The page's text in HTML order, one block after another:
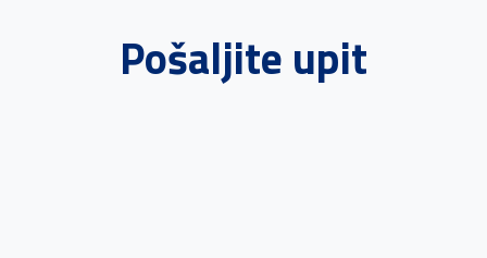
Pošaljite upit